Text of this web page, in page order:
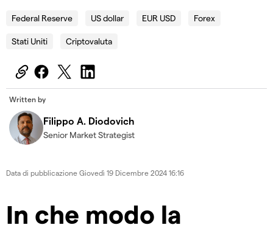
Federal Reserve US dollar EUR USD Forex
Stati Uniti Criptovaluta
Written by
Filippo A. Diodovich
Senior Market Strategist
Data di pubblicazione Giovedì 19 Dicembre 2024 16:16
In che modo la